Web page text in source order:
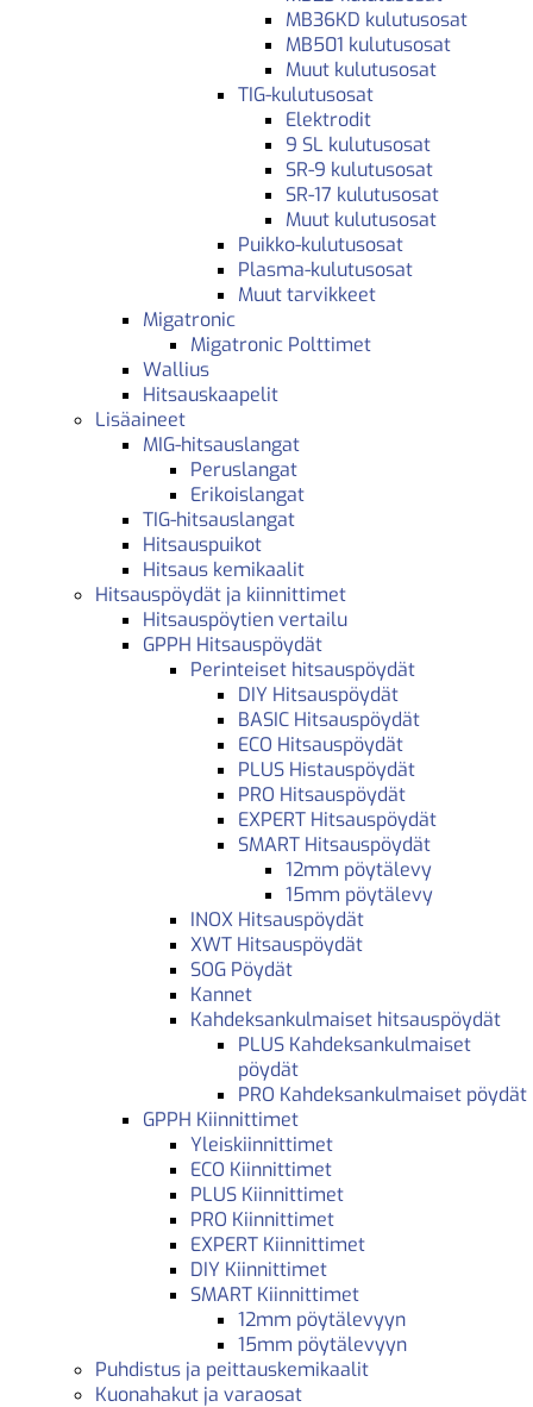
MB36KD kulutusosat
MB501 kulutusosat
Muut kulutusosat
TIG-kulutusosat
Elektrodit
9 SL kulutusosat
SR-9 kulutusosat
SR-17 kulutusosat
Muut kulutusosat
Puikko-kulutusosat
Plasma-kulutusosat
Muut tarvikkeet
Migatronic
Migatronic Polttimet
Wallius
Hitsauskaapelit
Lisäaineet
MIG-hitsauslangat
Peruslangat
Erikoislangat
TIG-hitsauslangat
Hitsauspuikot
Hitsaus kemikaalit
Hitsauspöydät ja kiinnittimet
Hitsauspöytien vertailu
GPPH Hitsauspöydät
Perinteiset hitsauspöydät
DIY Hitsauspöydät
BASIC Hitsauspöydät
ECO Hitsauspöydät
PLUS Histauspöydät
PRO Hitsauspöydät
EXPERT Hitsauspöydät
SMART Hitsauspöydät
12mm pöytälevy
15mm pöytälevy
INOX Hitsauspöydät
XWT Hitsauspöydät
SOG Pöydät
Kannet
Kahdeksankulmaiset hitsauspöydät
PLUS Kahdeksankulmaiset
pöydät
PRO Kahdeksankulmaiset pöydät
GPPH Kiinnittimet
Yleiskiinnittimet
ECO Kiinnittimet
PLUS Kiinnittimet
PRO Kiinnittimet
EXPERT Kiinnittimet
DIY Kiinnittimet
SMART Kiinnittimet
12mm pöytälevyyn
15mm pöytälevyyn
Puhdistus ja peittauskemikaalit
Kuonahakut ja varaosat